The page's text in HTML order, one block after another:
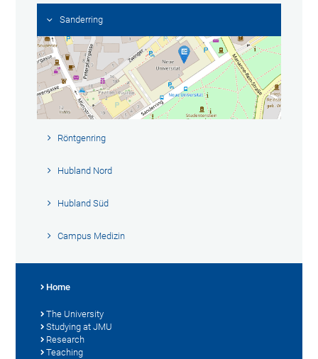
Sanderring
Röntgenring
Hubland Nord
Hubland Süd
Campus Medizin
Home
The University
Studying at JMU
Research
Teaching